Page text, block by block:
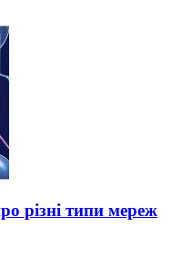
різні типи мереж